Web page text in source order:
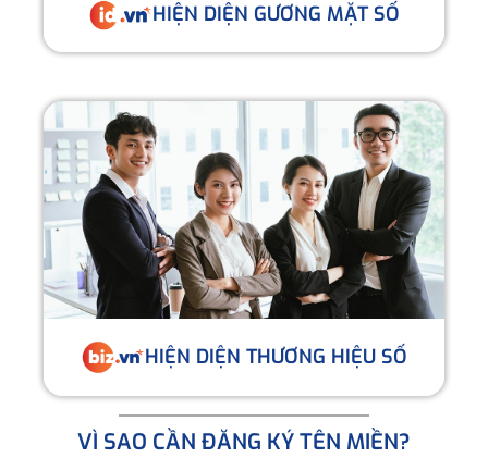
HIỆN DIỆN GƯƠNG MẶT SỐ
HIỆN DIỆN THƯƠNG HIỆU SỐ
VÌ SAO CẦN ĐĂNG KÝ TÊN MIỀN?